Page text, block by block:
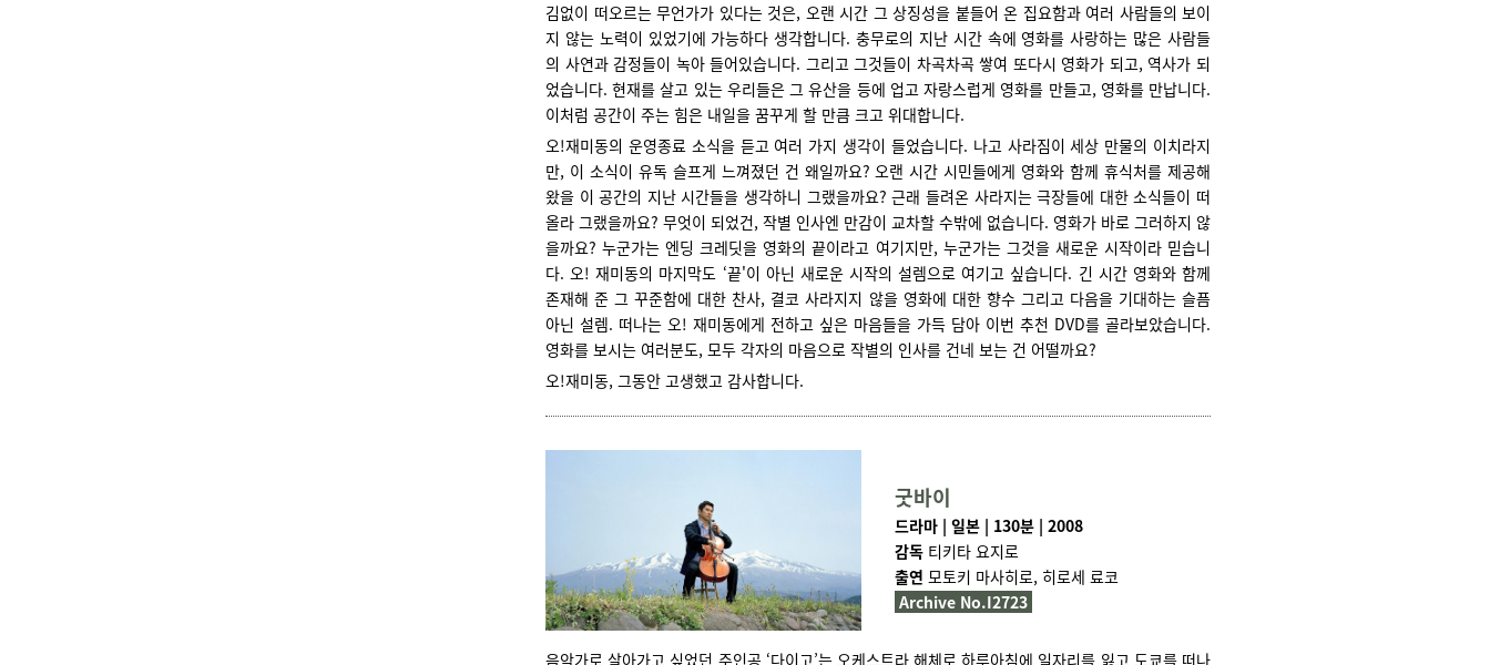
김없이 떠오르는 무언가가 있다는 것은, 오랜 시간 그 상징성을 붙들어 온 집요함과 여러 사람들의 보이
지 않는 노력이 있었기에 가능하다 생각합니다. 충무로의 지난 시간 속에 영화를 사랑하는 많은 사람들
의 사연과 감정들이 녹아 들어있습니다. 그리고 그것들이 차곡차곡 쌓여 또다시 영화가 되고, 역사가 되
었습니다. 현재를 살고 있는 우리들은 그 유산을 등에 업고 자랑스럽게 영화를 만들고, 영화를 만납니다.
이처럼 공간이 주는 힘은 내일을 꿈꾸게 할 만큼 크고 위대합니다.
오!재미동의 운영종료 소식을 듣고 여러 가지 생각이 들었습니다. 나고 사라짐이 세상 만물의 이치라지
만, 이 소식이 유독 슬프게 느껴졌던 건 왜일까요? 오랜 시간 시민들에게 영화와 함께 휴식처를 제공해
왔을 이 공간의 지난 시간들을 생각하니 그랬을까요? 근래 들려온 사라지는 극장들에 대한 소식들이 떠
올라 그랬을까요? 무엇이 되었건, 작별 인사엔 만감이 교차할 수밖에 없습니다. 영화가 바로 그러하지 않
을까요? 누군가는 엔딩 크레딧을 영화의 끝이라고 여기지만, 누군가는 그것을 새로운 시작이라 믿습니
다. 오! 재미동의 마지막도 ‘끝'이 아닌 새로운 시작의 설렘으로 여기고 싶습니다. 긴 시간 영화와 함께
존재해 준 그 꾸준함에 대한 찬사, 결코 사라지지 않을 영화에 대한 향수 그리고 다음을 기대하는 슬픔
아닌 설렘. 떠나는 오! 재미동에게 전하고 싶은 마음들을 가득 담아 이번 추천 DVD를 골라보았습니다.
영화를 보시는 여러분도, 모두 각자의 마음으로 작별의 인사를 건네 보는 건 어떨까요?
오!재미동, 그동안 고생했고 감사합니다.
굿바이
드라마 | 일본 | 130분 | 2008
감독 티키타 요지로
출연 모토키 마사히로, 히로세 료코
Archive No.I2723
음악가로 살아가고 싶었던 주인공 ‘다이고’는 오케스트라 해체로 하루아침에 일자리를 잃고 도쿄를 떠나